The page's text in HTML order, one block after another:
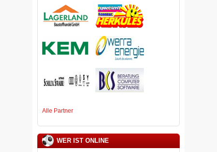
Alle Partner
WER IST ONLINE